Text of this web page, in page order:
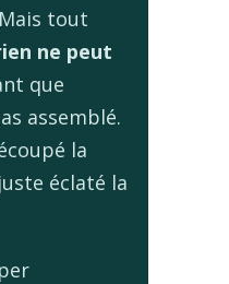
tout
ne peut
que
assemblé.
la
éclaté la